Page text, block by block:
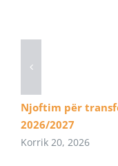
Njoftim për
2026/2027
Korrik 20, 2026